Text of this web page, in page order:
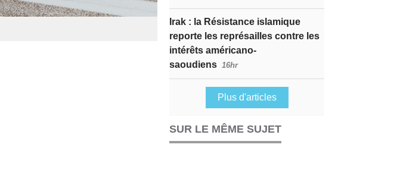
Irak : la Résistance islamique
reporte les représailles contre les
intérêts américano-
saoudiens 16hr
Plus d'articles
SUR LE MÊME SUJET